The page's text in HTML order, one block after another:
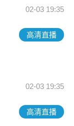
02-03 19:35
高清直播
02-03 19:35
高清直播